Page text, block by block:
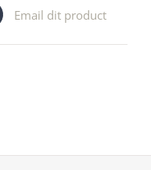
Email dit product